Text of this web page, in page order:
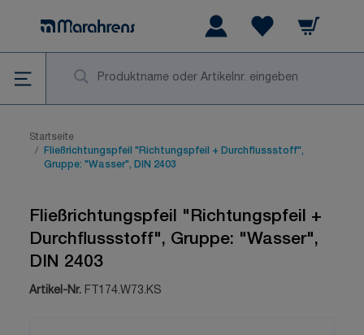
Warenkorb
Startseite
/
Fließrichtungspfeil "Richtungspfeil + Durchflussstoff",
Gruppe: "Wasser", DIN 2403
Fließrichtungspfeil "Richtungspfeil +
Durchflussstoff", Gruppe: "Wasser",
DIN 2403
Artikel-Nr. FT174.W73.KS